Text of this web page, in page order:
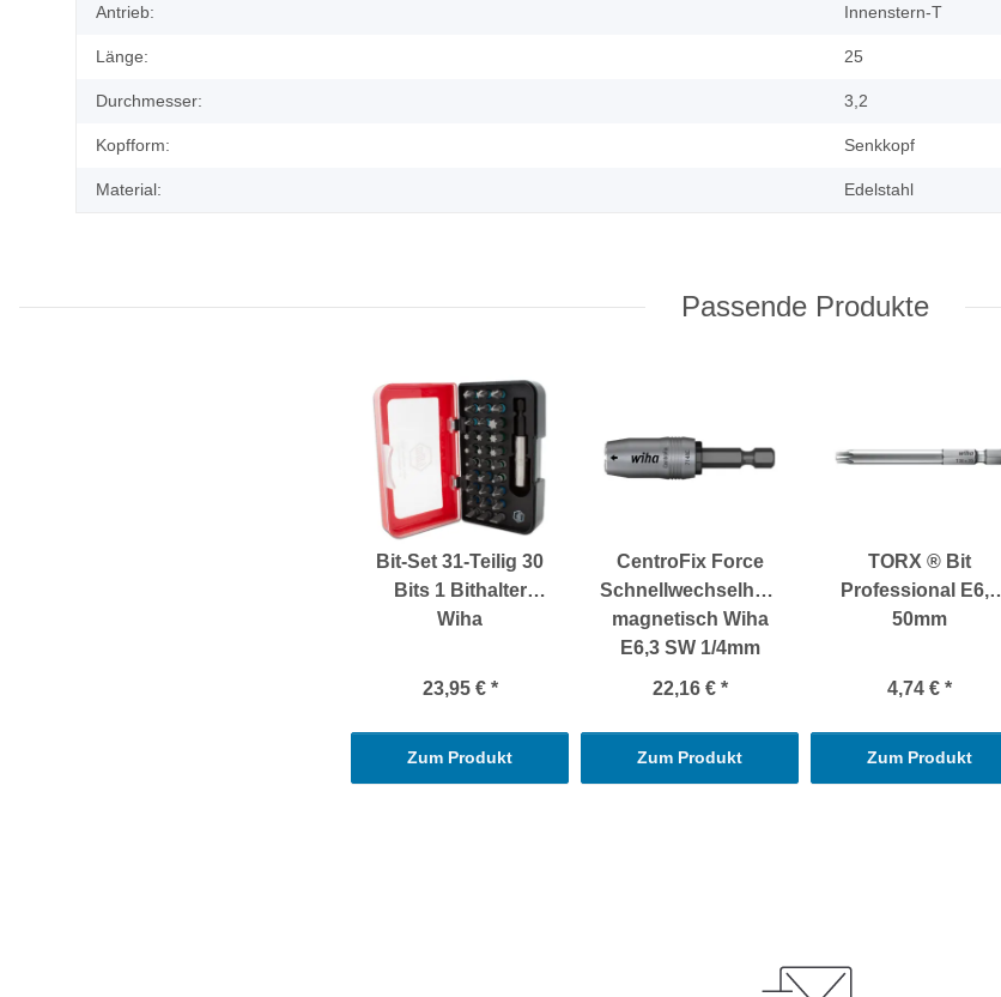
Antrieb: Innenstern-T
Länge: 25
Durchmesser: 3,2
Kopfform: Senkkopf
Material: Edelstahl
Passende Produkte
Bit-Set 31-Teilig 30
Bits 1 Bithalter
Wiha
23,95 € *
Zum Produkt
CentroFix Force
Schnellwechselhalter
magnetisch Wiha
E6,3 SW 1/4mm
22,16 € *
Zum Produkt
TORX ® Bit
Professional E6,3
50mm
4,74 € *
Zum Produkt